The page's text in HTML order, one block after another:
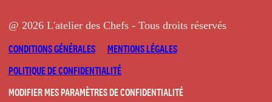
@ 2026 L'atelier des Chefs - Tous droits réservés
CONDITIONS GÉNÉRALES
MENTIONS LÉGALES
POLITIQUE DE CONFIDENTIALITÉ
MODIFIER MES PARAMÈTRES DE CONFIDENTIALITÉ